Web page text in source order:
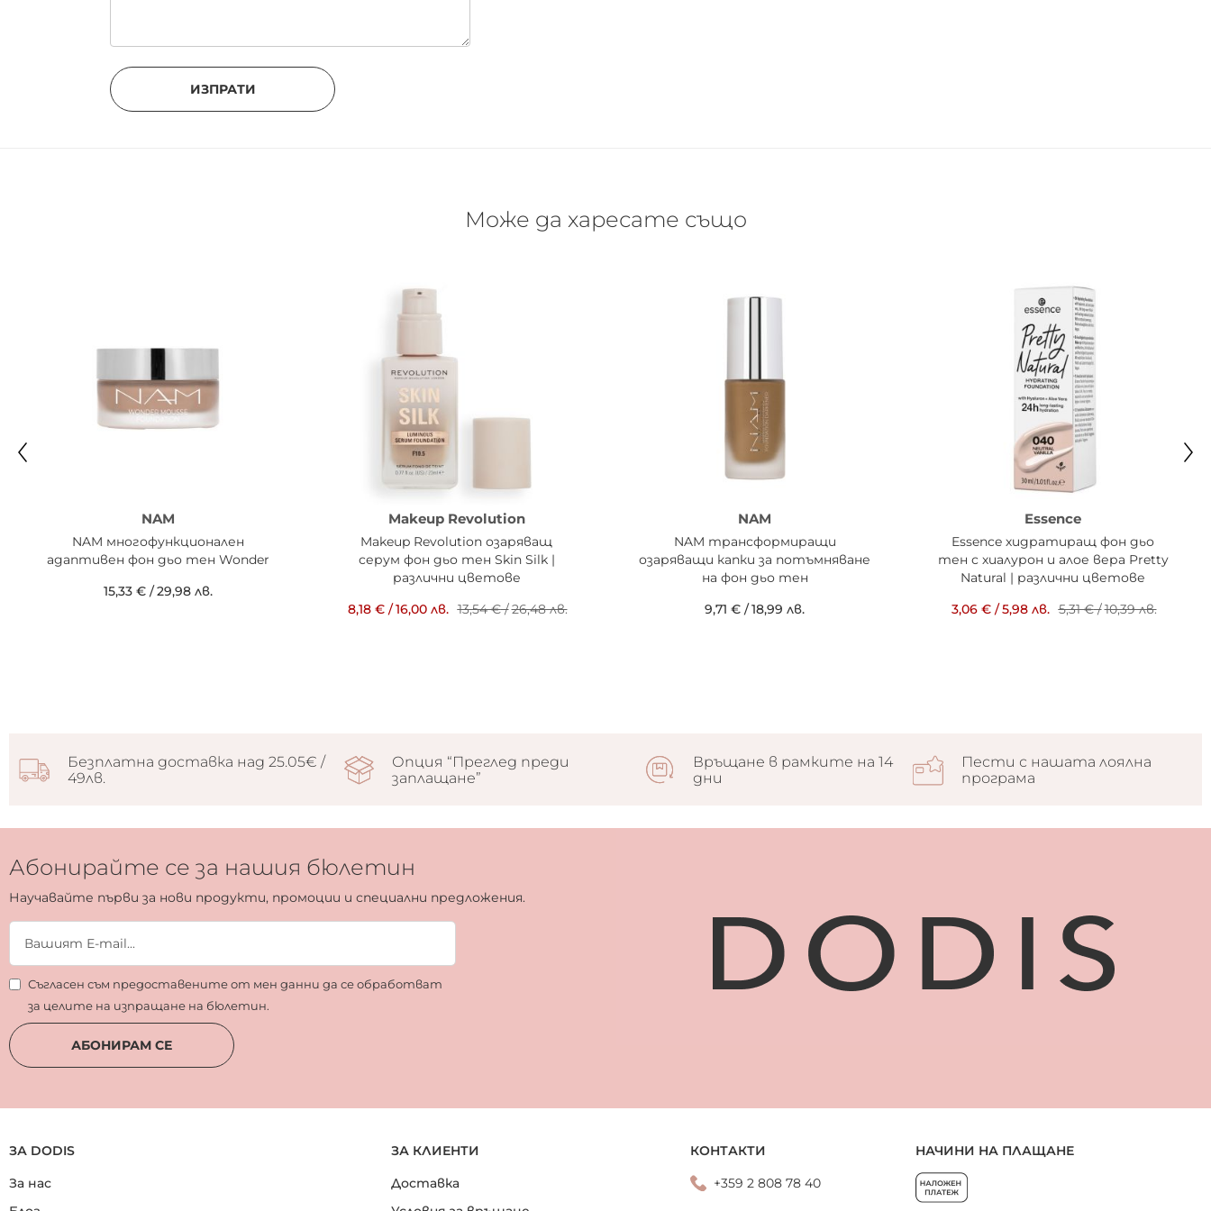
ИЗПРАТИ
Може да харесате също
NAM
NAM многофункционален
адаптивен фон дьо тен Wonder
15,33 € /29,98 лв.
Makeup Revolution
Makeup Revolution озаряващ
серум фон дьо тен Skin Silk |
различни цветове
8,18 €/16,00 лв. 13,54 €/26,48 лв.
NAM
NAM трансформиращи
озаряващи капки за потъмняване
на фон дьо тен
9,71 € /18,99 лв.
Essence
Essence хидратиращ фон дьо
тен с хиалурон и алое вера Pretty
Natural | различни цветове
3,06 €/5,98 лв. 5,31 €/10,39 лв.
Безплатна доставка над 25.05€ /
49лв.
Опция “Преглед преди
заплащане”
Връщане в рамките на 14
дни
Пести с нашата лоялна
програма
Абонирайте се за нашия бюлетин
Научавайте първи за нови продукти, промоции и специални предложения.
Съгласен съм предоставените от мен данни да се обработват
за целите на изпращане на бюлетин.
АБОНИРАМ СЕ
ЗА DODIS
За нас
ЗА КЛИЕНТИ
Доставка
КОНТАКТИ
+359 2 808 78 40
НАЧИНИ НА ПЛАЩАНЕ